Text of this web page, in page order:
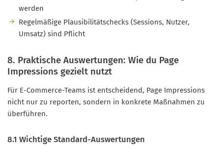
werden
Regelmäßige Plausibilitätschecks (Sessions, Nutzer,
Umsatz) sind Pflicht
8. Praktische Auswertungen: Wie du Page
Impressions gezielt nutzt
Für E-Commerce-Teams ist entscheidend, Page Impressions
nicht nur zu reporten, sondern in konkrete Maßnahmen zu
überführen.
8.1 Wichtige Standard-Auswertungen